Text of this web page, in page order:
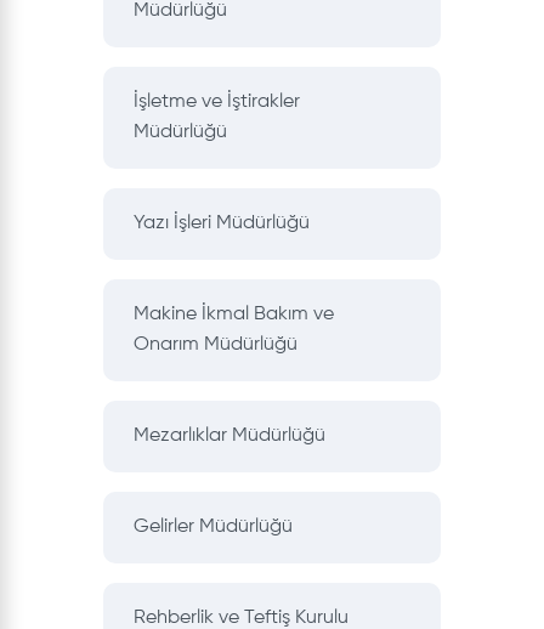
Müdürlüğü
İşletme ve İştirakler
Müdürlüğü
Yazı İşleri Müdürlüğü
Makine İkmal Bakım ve
Onarım Müdürlüğü
Mezarlıklar Müdürlüğü
Gelirler Müdürlüğü
Rehberlik ve Teftiş Kurulu